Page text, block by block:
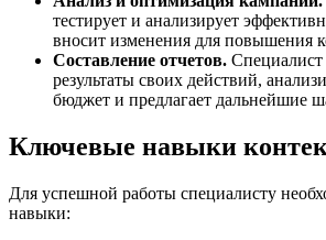
тестирует и анализирует
вносит изменения для повышения
Составление отчетов.
результаты своих действий,
бюджет и предлагает дальнейшие
Ключевые навыки
Для успешной работы специалисту
навыки: